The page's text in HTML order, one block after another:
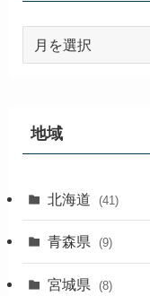
ブ
地域
北海道 (41)
(27)
(2)
青森県 (9)
宮城県 (8)